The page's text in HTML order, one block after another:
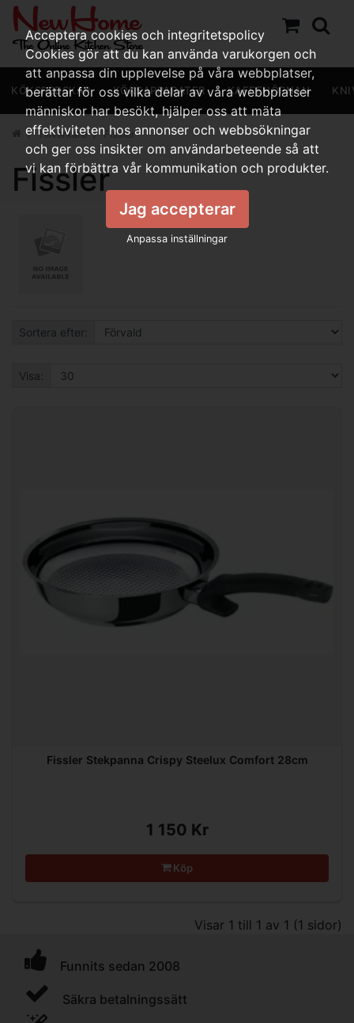
KÖKSREDSKAP KÖKSAPPARATER KAFFEHÖRNAN
Tillverkare Fissler
Fissler
Sortera efter:
Visa:
Fissler Stekpanna Crispy Steelux Comfort 28cm
1 150 Kr
Köp
Visar 1 till 1 av 1 (1 sidor)
Funnits sedan 2008
Säkra betalningssätt
Acceptera cookies och integritetspolicy
Cookies gör att du kan använda varukorgen och
att anpassa din upplevelse på våra webbplatser,
berättar för oss vilka delar av våra webbplatser
människor har besökt, hjälper oss att mäta
effektiviteten hos annonser och webbsökningar
och ger oss insikter om användarbeteende så att
vi kan förbättra vår kommunikation och produkter.
Jag accepterar
Anpassa inställningar